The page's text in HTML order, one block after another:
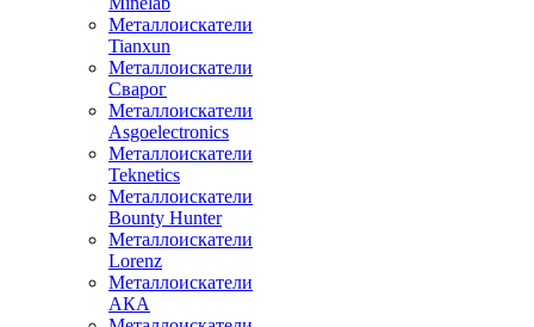
Металлоискатели
Tianxun
Металлоискатели
Сварог
Металлоискатели
Asgoelectronics
Металлоискатели
Teknetics
Металлоискатели
Bounty Hunter
Металлоискатели
Lorenz
Металлоискатели
АКА